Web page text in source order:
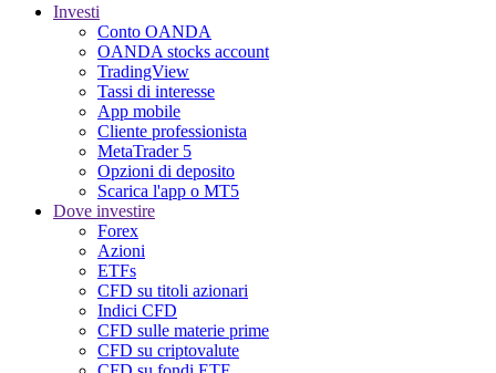
Investi
Conto OANDA
OANDA stocks account
TradingView
Tassi di interesse
App mobile
Cliente professionista
MetaTrader 5
Opzioni di deposito
Scarica l'app o MT5
Dove investire
Forex
Azioni
ETFs
CFD su titoli azionari
Indici CFD
CFD sulle materie prime
CFD su criptovalute